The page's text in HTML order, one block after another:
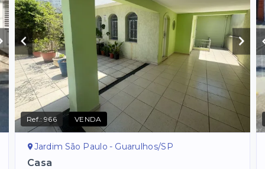
Ref.:966 VENDA
Jardim São Paulo - Guarulhos/SP
Casa